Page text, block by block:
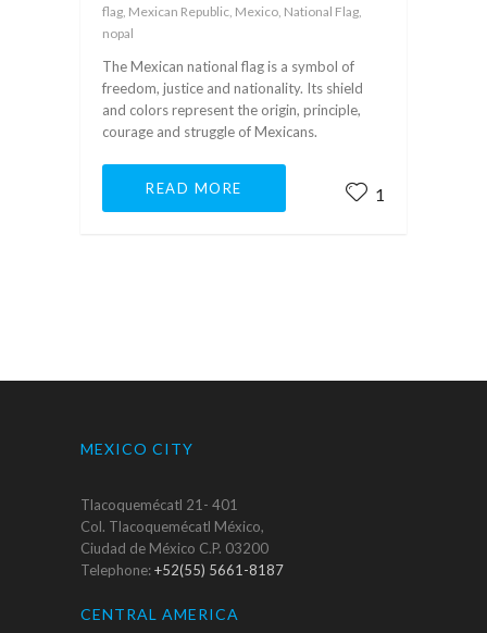
flag, Mexican Republic, Mexico, National Flag,
nopal
The Mexican national flag is a symbol of
freedom, justice and nationality. Its shield
and colors represent the origin, principle,
courage and struggle of Mexicans.
READ MORE 1
MEXICO CITY
Tlacoquemécatl 21- 401
Col. Tlacoquemécatl México,
Ciudad de México C.P. 03200
Telephone:+52(55) 5661-8187
CENTRAL AMERICA